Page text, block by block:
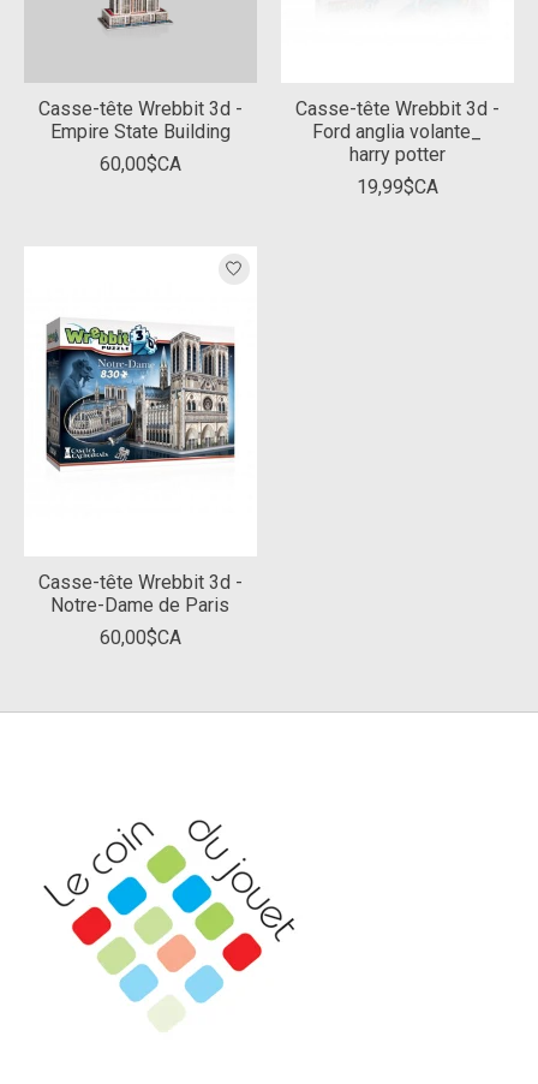
Casse-tête Wrebbit 3d -
Empire State Building
60,00$CA
Casse-tête Wrebbit 3d -
Ford anglia volante_
harry potter
19,99$CA
Casse-tête Wrebbit 3d -
Notre-Dame de Paris
60,00$CA